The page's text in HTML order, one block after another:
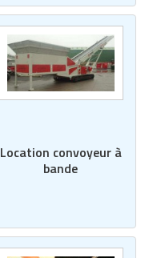
Location convoyeur à
bande